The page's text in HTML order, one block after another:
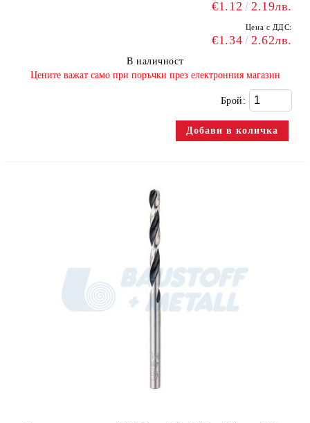
€1.12 2.19лв.
Цена с ДДС:
€1.34 2.62лв.
В наличност
​Цените важат само при поръчки през електронния магазин
Брой: